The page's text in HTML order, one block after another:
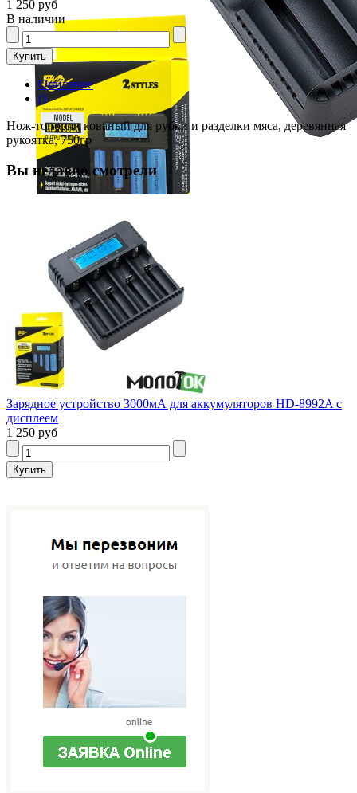
1 250 руб
В наличии
Описание
()
Нож-топорик кованый для рубки и разделки мяса, деревянная
рукоятка, 750гр
Вы недавно смотрели
Зарядное устройство 3000мА для аккумуляторов HD-8992A с
дисплеем
1 250 руб